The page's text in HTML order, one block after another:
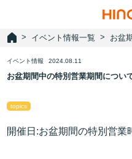
イベント情報一覧 お盆
イベント情報 2024.08.11
お盆期間中の特別営業期間につい
topics
開催日:お盆期間の特別営業